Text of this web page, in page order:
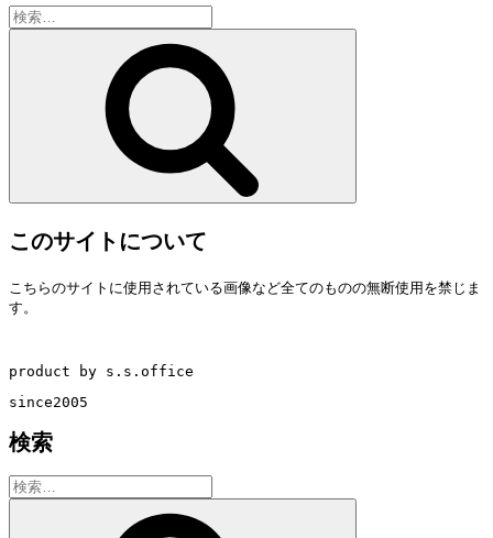
検
索:
このサイトについて
こちらのサイトに使用されている画像など全てのものの無断使用を禁じま
す。
product by s.s.office
since2005
検索
検
索: